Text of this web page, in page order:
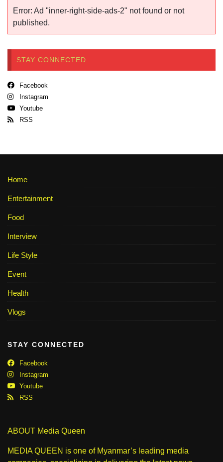
Error: Ad "inner-right-side-ads-2" not found or not
published.
STAY CONNECTED
Facebook
Instagram
Youtube
RSS
Home
Entertainment
Food
Interview
Life Style
Event
Health
Vlogs
STAY CONNECTED
Facebook
Instagram
Youtube
RSS
ABOUT Media Queen
MEDIA QUEEN is one of Myanmar’s leading media